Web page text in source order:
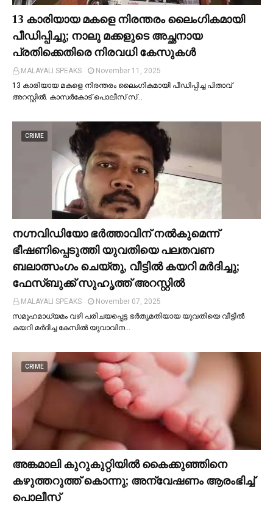
13 കാരിയായ മകളെ നിരന്തരം ലൈംഗികമായി
പീഡിപ്പിച്ചു; നാലു മക്കളുടെ അച്ഛനായ
പ്രതിക്കെതിരെ നിരവധി കേസുകള്‍
MALAYALI SPEAKS
November 11, 2025
13 കാരിയായ മകളെ നിരന്തരം ലൈംഗികമായി പീഡിപ്പിച്ച പിതാവ്
അറസ്റ്റില്‍. കാസർകോട് പൊലീസ് സ്…
CRIME
നഗ്നവിഡിയോ ഭര്‍ത്താവിന് നല്‍കുമെന്ന്
ഭീഷണിപ്പെടുത്തി യുവതിയെ പലതവണ
ബലാത്സംഗം ചെയ്തു, വീട്ടില്‍ കയറി മര്‍ദിച്ചു;
ഫേസ്ബുക്ക് സുഹൃത്ത് അറസ്റ്റില്‍
MALAYALI SPEAKS
November 07, 2025
സമൂഹമാധ്യമം വഴി പരിചയപ്പെട്ട ഭർതൃമതിയായ യുവതിയെ വീട്ടില്‍
കയറി മർദിച്ച കേസില്‍ യുവാവിന…
CRIME
അങ്കമാലി കുറുകുറ്റിയില്‍ കൈക്കുഞ്ഞിനെ
കഴുത്തറുത്ത് കൊന്നു; അന്വേഷണം ആരംഭിച്ച്‌
പൊലീസ്